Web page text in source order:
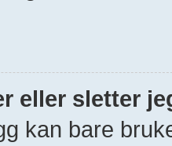
eller sletter
kan bare